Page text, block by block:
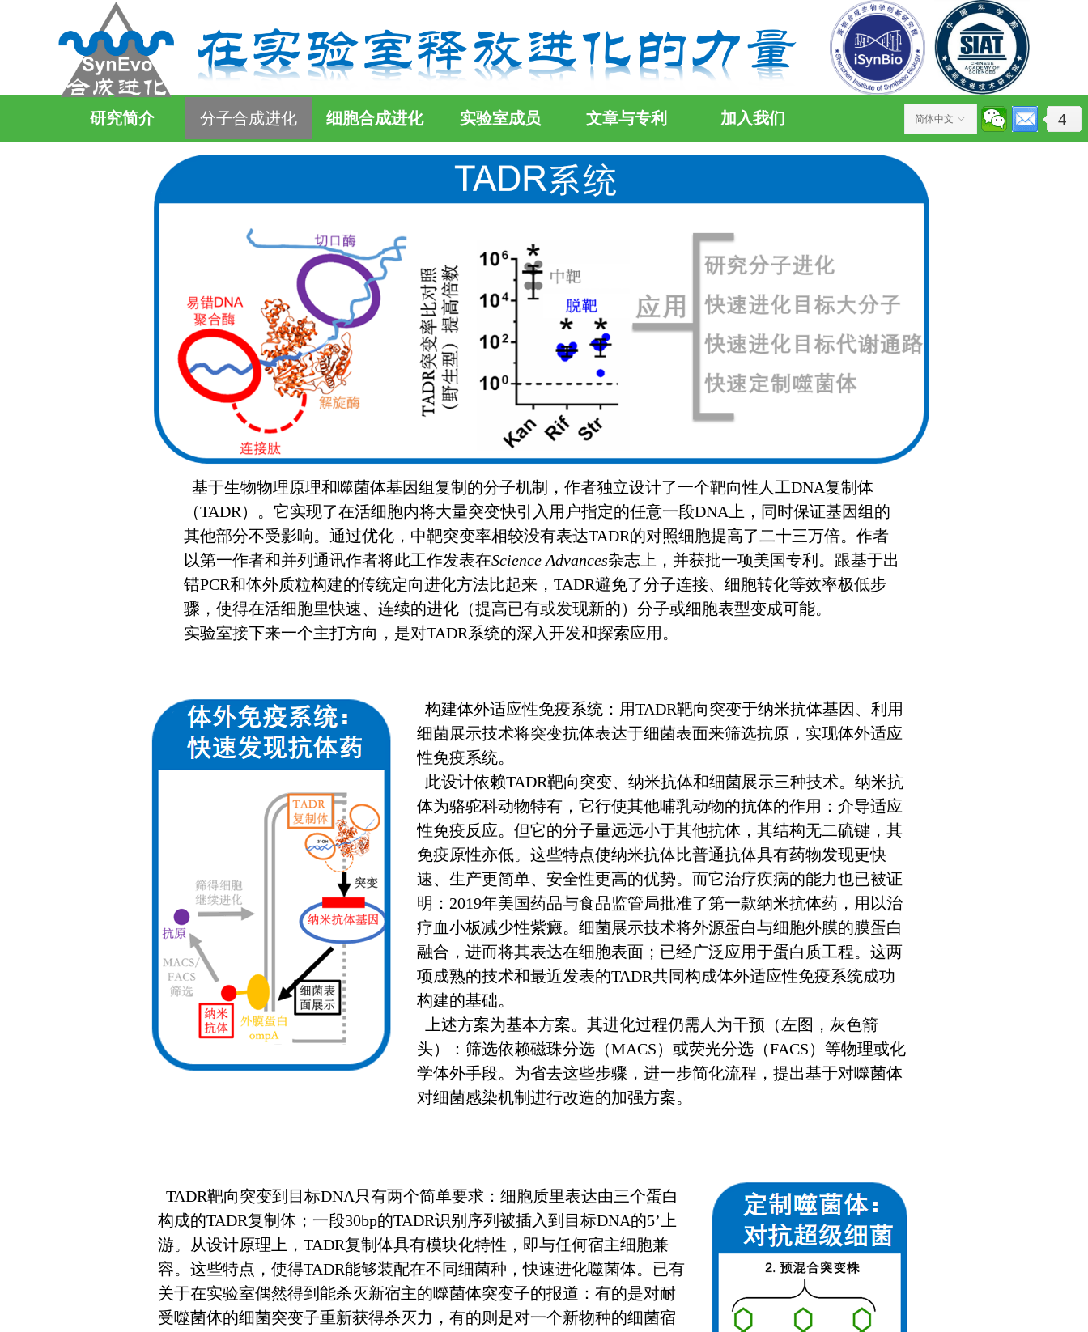
研究简介 分子合成进化 细胞合成进化 实验室成员 文章与专利 加入我们 4
ꀅ
简体中文
基于生物物理原理和噬菌体基因组复制的分子机制，作者独立设计了一个靶向性人工DNA复制体
（TADR）。它实现了在活细胞内将大量突变快引入用户指定的任意一段DNA上，同时保证基因组的
其他部分不受影响。通过优化，中靶突变率相较没有表达TADR的对照细胞提高了二十三万倍。作者
以第一作者和并列通讯作者将此工作发表在Science Advances杂志上，并获批一项美国专利。 跟基于出
错PCR和体外质粒构建的传统定向进化方法比起来，TADR避免了分子连接、细胞转化等效率极低步
骤，使得在活细胞里快速、连续的进化（提高已有或发现新的）分子或细胞表型变成可能。
实验室接下来一个主打方向，是对TADR系统的深入开发和探索应用。
构建体外适应性免疫系统：用TADR靶向突变于纳米抗体基因、利用
细菌展示技术将突变抗体表达于细菌表面来筛选抗原，实现体外适应
性免疫系统。
此设计依赖TADR靶向突变、纳米抗体和细菌展示三种技术。纳米抗
体为骆驼科动物特有，它行使其他哺乳动物的抗体的作用：介导适应
性免疫反应。但它的分子量远远小于其他抗体，其结构无二硫键，其
免疫原性亦低。这些特点使纳米抗体比普通抗体具有药物发现更快
速、生产更简单、安全性更高的优势。而它治疗疾病的能力也已被证
明：2019年美国药品与食品监管局批准了第一款纳米抗体药，用以治
疗血小板减少性紫癜。细菌展示技术将外源蛋白与细胞外膜的膜蛋白
融合，进而将其表达在细胞表面；已经广泛应用于蛋白质工程。这两
项成熟的技术和最近发表的TADR共同构成体外适应性免疫系统成功
构建的基础。
上述方案为基本方案。其进化过程仍需人为干预（左图，灰色箭
头）：筛选依赖磁珠分选（MACS）或荧光分选（FACS）等物理或化
学体外手段。为省去这些步骤，进一步简化流程，提出基于对噬菌体
对细菌感染机制进行改造的加强方案。
TADR靶向突变到目标DNA只有两个简单要求：细胞质里表达由三个蛋白
构成的TADR复制体；一段30bp的TADR识别序列被插入到目标DNA的5’上
游。从设计原理上，TADR复制体具有模块化特性，即与任何宿主细胞兼
容。这些特点，使得TADR能够装配在不同细菌种，快速进化噬菌体。已有
关于在实验室偶然得到能杀灭新宿主的噬菌体突变子的报道：有的是对耐
受噬菌体的细菌突变子重新获得杀灭力，有的则是对一个新物种的细菌宿